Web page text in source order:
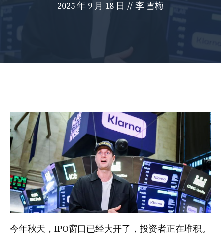
2025 年 9 月 18 日 // 李 雪梅
今年秋天，IPO窗口已经大开了，投资者正在堆积。